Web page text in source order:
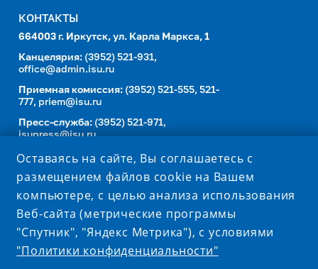
КОНТАКТЫ
664003 г. Иркутск, ул. Карла Маркса, 1
Канцелярия: (3952) 521-931,
office@admin.isu.ru
Приемная комиссия: (3952) 521-555, 521-
777, priem@isu.ru
Пресс-служба: (3952) 521-971,
isupress@isu.ru
Телефонный справочник
Оставаясь на сайте, Вы соглашаетесь с
размещением файлов cookie на Вашем
компьютере, с целью анализа использования
Веб-сайта (метрические программы
"Спутник", "Яндекс Метрика"), с условиями
"Политики конфиденциальности"